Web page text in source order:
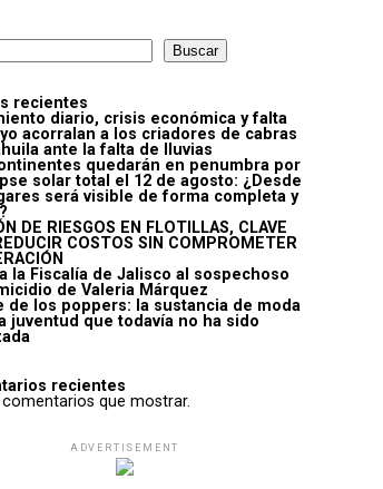
Buscar
recientes
diario, crisis económica y falta
acorralan a los criadores de cabras
ante la falta de lluvias
quedarán en penumbra por
solar total el 12 de agosto: ¿Desde
será visible de forma completa y
DE RIESGOS EN FLOTILLAS, CLAVE
COSTOS SIN COMPROMETER
la Fiscalía de Jalisco al sospechoso
de Valeria Márquez
de los poppers: la sustancia de moda
juventud que todavía no ha sido
recientes
comentarios que mostrar.
ADVERTISEMENT